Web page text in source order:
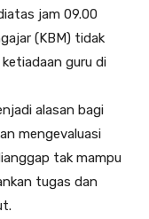
jam 09.00
(KBM) tidak
guru di
alasan bagi
mengevaluasi
tak mampu
tugas dan